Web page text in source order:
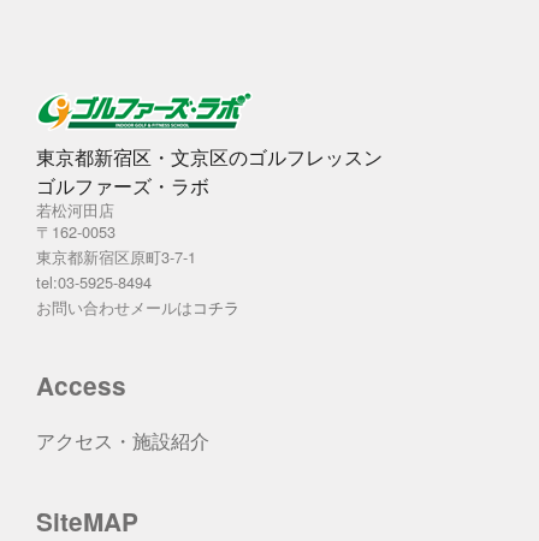
東京都新宿区・文京区のゴルフレッスン
ゴルファーズ・ラボ
若松河田店
〒162-0053
東京都新宿区原町3-7-1
tel:03-5925-8494
お問い合わせメールはコチラ
Access
アクセス・施設紹介
SiteMAP